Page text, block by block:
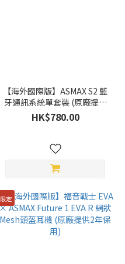
【海外國際版】ASMAX S2 藍
牙通訊系統單套裝 (原廠提供
2年保用)
HK$780.00
限定